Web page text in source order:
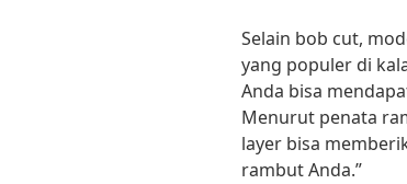
Selain bob cut,
yang populer di
Anda bisa
Menurut penata
layer bisa
rambut Anda.”